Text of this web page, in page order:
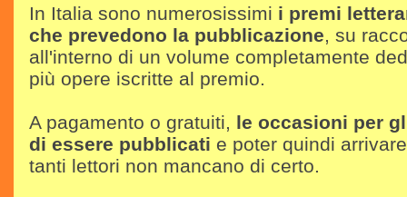
In Italia sono numerosissimi i premi
che prevedono la pubblicazione, su
all'interno di un volume completamente
più opere iscritte al premio.
A pagamento o gratuiti, le occasioni per
di essere pubblicati e poter quindi
tanti lettori non mancano di certo.